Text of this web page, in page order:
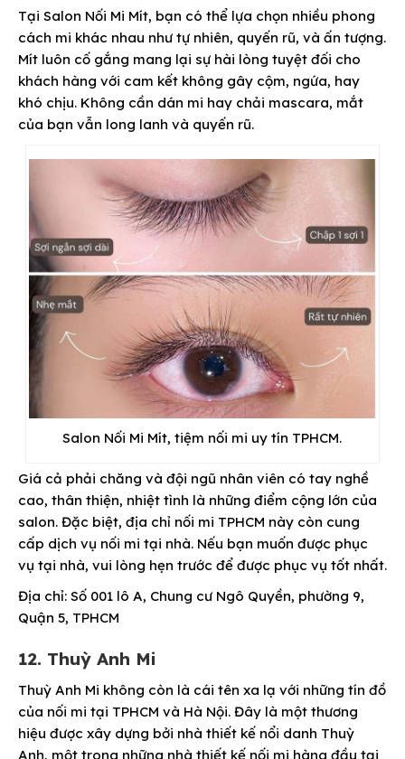
Tại Salon Nối Mi Mít, bạn có thể lựa chọn nhiều phong
cách mi khác nhau như tự nhiên, quyến rũ, và ấn tượng.
Mít luôn cố gắng mang lại sự hài lòng tuyệt đối cho
khách hàng với cam kết không gây cộm, ngứa, hay
khó chịu. Không cần dán mi hay chải mascara, mắt
của bạn vẫn long lanh và quyến rũ.
Salon Nối Mi Mít, tiệm nối mi uy tín TPHCM.
Giá cả phải chăng và đội ngũ nhân viên có tay nghề
cao, thân thiện, nhiệt tình là những điểm cộng lớn của
salon. Đặc biệt, địa chỉ nối mi TPHCM này còn cung
cấp dịch vụ nối mi tại nhà. Nếu bạn muốn được phục
vụ tại nhà, vui lòng hẹn trước để được phục vụ tốt nhất.
Địa chỉ: Số 001 lô A, Chung cư Ngô Quyền, phường 9,
Quận 5, TPHCM
12. Thuỳ Anh Mi
Thuỳ Anh Mi không còn là cái tên xa lạ với những tín đồ
của nối mi tại TPHCM và Hà Nội. Đây là một thương
hiệu được xây dựng bởi nhà thiết kế nổi danh Thuỳ
Anh, một trong những nhà thiết kế nối mi hàng đầu tại